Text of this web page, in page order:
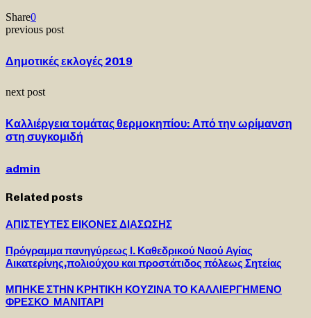
Share0
previous post
Δημοτικές εκλογές 2019
next post
Καλλιέργεια τομάτας θερμοκηπίου: Από την ωρίμανση
στη συγκομιδή
admin
Related posts
ΑΠΙΣΤΕΥΤΕΣ ΕΙΚΟΝΕΣ ΔΙΑΣΩΣΗΣ
Πρόγραμμα πανηγύρεως Ι. Καθεδρικού Ναού Αγίας
Αικατερίνης,πολιούχου και προστάτιδος πόλεως Σητείας
ΜΠΗΚΕ ΣΤΗΝ ΚΡΗΤΙΚΗ ΚΟΥΖΙΝΑ ΤΟ ΚΑΛΛΙΕΡΓΗΜΕΝΟ
ΦΡΕΣΚΟ ΜΑΝΙΤΑΡΙ